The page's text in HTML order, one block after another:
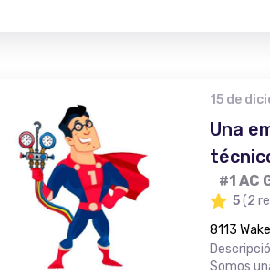
15 de
Una
#1 AC
5(2
8113
Somos